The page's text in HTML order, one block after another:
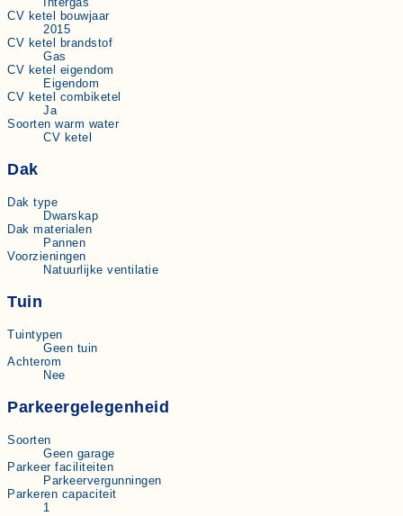
CV ketel bouwjaar
2015
CV ketel brandstof
Gas
CV ketel eigendom
Eigendom
CV ketel combiketel
Ja
Soorten warm water
CV ketel
Dak
Dak type
Dwarskap
Dak materialen
Pannen
Voorzieningen
Natuurlijke ventilatie
Tuin
Tuintypen
Geen tuin
Achterom
Nee
Parkeergelegenheid
Soorten
Geen garage
Parkeer faciliteiten
Parkeervergunningen
Parkeren capaciteit
1